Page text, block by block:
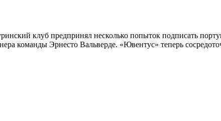
клуб предпринял несколько попыток подписать
команды Эрнесто Вальверде. «Ювентус» теперь